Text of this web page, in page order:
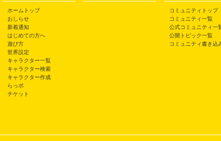
ホームトップ
おしらせ
新着通知
はじめての方へ
遊び方
世界設定
キャラクター一覧
キャラクター検索
キャラクター作成
らっポ
チケット
コミュニティトップ
コミュニティ一覧
公式コミュニティ一
公開トピック一覧
コミュニティ書き込